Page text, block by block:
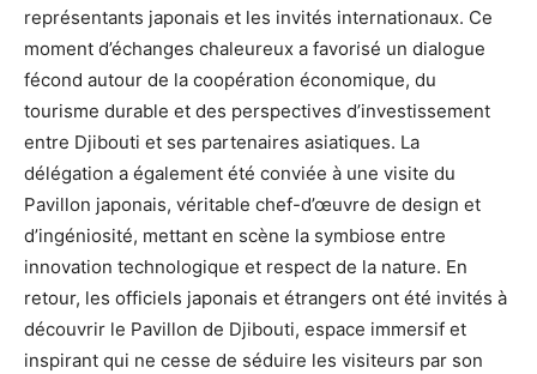
représentants japonais et les invités internationaux. Ce
moment d’échanges chaleureux a favorisé un dialogue
fécond autour de la coopération économique, du
tourisme durable et des perspectives d’investissement
entre Djibouti et ses partenaires asiatiques. La
délégation a également été conviée à une visite du
Pavillon japonais, véritable chef-d’œuvre de design et
d’ingéniosité, mettant en scène la symbiose entre
innovation technologique et respect de la nature. En
retour, les officiels japonais et étrangers ont été invités à
découvrir le Pavillon de Djibouti, espace immersif et
inspirant qui ne cesse de séduire les visiteurs par son